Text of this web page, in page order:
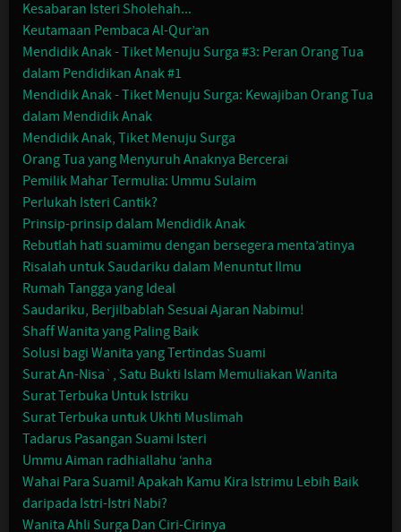
Kesabaran Isteri Sholehah...
Keutamaan Pembaca Al-Qur’an
Mendidik Anak - Tiket Menuju Surga #3: Peran Orang Tua
dalam Pendidikan Anak #1
Mendidik Anak - Tiket Menuju Surga: Kewajiban Orang Tua
dalam Mendidik Anak
Mendidik Anak, Tiket Menuju Surga
Orang Tua yang Menyuruh Anaknya Bercerai
Pemilik Mahar Termulia: Ummu Sulaim
Perlukah Isteri Cantik?
Prinsip-prinsip dalam Mendidik Anak
Rebutlah hati suamimu dengan bersegera menta’atinya
Risalah untuk Saudariku dalam Menuntut Ilmu
Rumah Tangga yang Ideal
Saudariku, Berjilbablah Sesuai Ajaran Nabimu!
Shaff Wanita yang Paling Baik
Solusi bagi Wanita yang Tertindas Suami
Surat An-Nisa`, Satu Bukti Islam Memuliakan Wanita
Surat Terbuka Untuk Istriku
Surat Terbuka untuk Ukhti Muslimah
Tadarus Pasangan Suami Isteri
Ummu Aiman radhiallahu ‘anha
Wahai Para Suami! Apakah Kamu Kira Istrimu Lebih Baik
daripada Istri-Istri Nabi?
Wanita Ahli Surga Dan Ciri-Cirinya